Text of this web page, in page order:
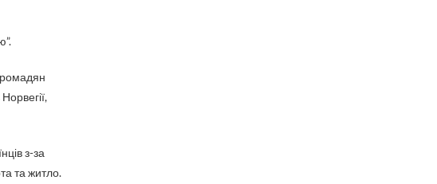
з-за
та житло.